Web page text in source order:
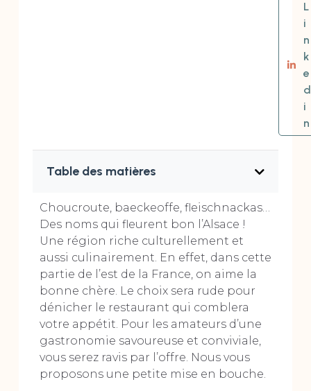
L
i
n
k
e
d
i
n
Table des matières
Choucroute, baeckeoffe, fleischnackas…
Des noms qui fleurent bon l’Alsace !
Une région riche culturellement et
aussi culinairement. En effet, dans cette
partie de l’est de la France, on aime la
bonne chère. Le choix sera rude pour
dénicher le restaurant qui comblera
votre appétit. Pour les amateurs d’une
gastronomie savoureuse et conviviale,
vous serez ravis par l’offre. Nous vous
proposons une petite mise en bouche.